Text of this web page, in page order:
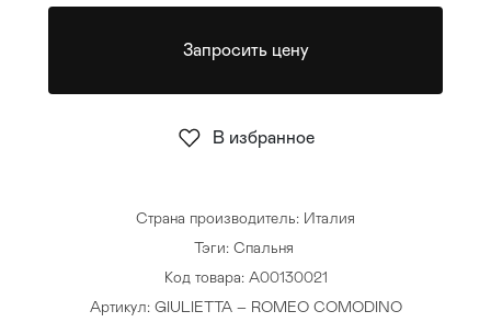
Страна производитель: Италия
Тэги: Спальня
Код товара: A00130021
Артикул: GIULIETTA – ROMEO COMODINO
Запросить цену
В избранное